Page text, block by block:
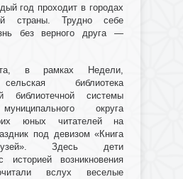
год проходит в городах
страны. Трудно себе
без верного друга —
в рамках Недели,
библиотека
библиотечной системы
округа
юных читателей на
под девизом «Книга
Здесь дети
историей возникновения
вслух веселые